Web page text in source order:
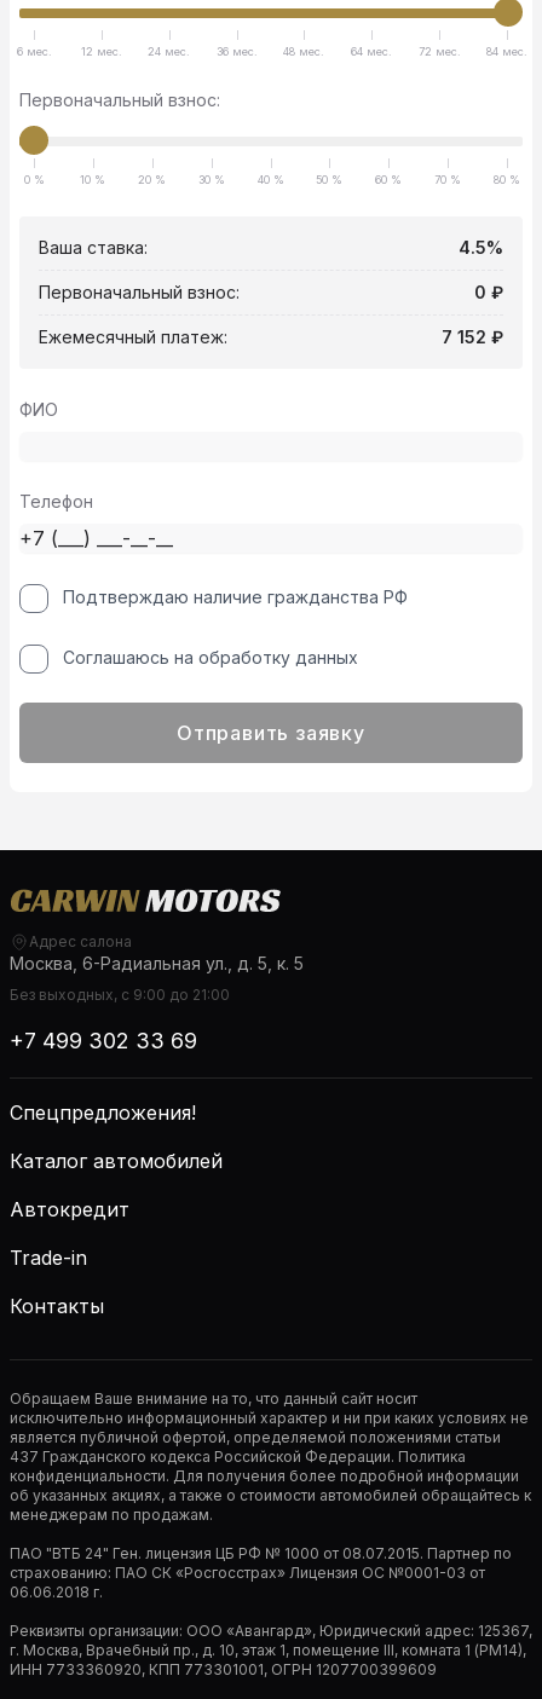
6 мес. 12 мес. 24 мес. 36 мес. 48 мес. 64 мес. 72 мес. 84 мес.
Первоначальный взнос:
0 % 10 % 20 % 30 % 40 % 50 % 60 % 70 % 80 %
Ваша ставка: 4.5%
Первоначальный взнос: 0 ₽
Ежемесячный платеж: 7 152 ₽
ФИО
Телефон
Подтверждаю наличие гражданства РФ
Соглашаюсь на обработку данных
Отправить заявку
Адрес салона
Москва, 6-Радиальная ул., д. 5, к. 5
Без выходных, с 9:00 до 21:00
+7 499 302 33 69
Спецпредложения!
Каталог автомобилей
Автокредит
Trade-in
Контакты
Обращаем Ваше внимание на то, что данный сайт носит
исключительно информационный характер и ни при каких условиях не
является публичной офертой, определяемой положениями статьи
437 Гражданского кодекса Российской Федерации. Политика
конфиденциальности. Для получения более подробной информации
об указанных акциях, а также о стоимости автомобилей обращайтесь к
менеджерам по продажам.
ПАО "ВТБ 24" Ген. лицензия ЦБ РФ № 1000 от 08.07.2015. Партнер по
страхованию: ПАО СК «Росгосстрах» Лицензия ОС №0001-03 от
06.06.2018 г.
Реквизиты организации: ООО «Авангард», Юридический адрес: 125367,
г. Москва, Врачебный пр., д. 10, этаж 1, помещение III, комната 1 (РМ14),
ИНН 7733360920, КПП 773301001, ОГРН 1207700399609